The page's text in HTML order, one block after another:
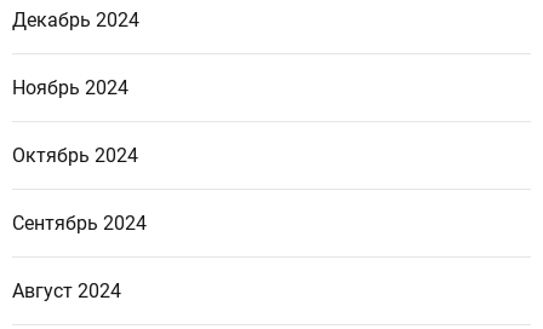
Декабрь 2024
Ноябрь 2024
Октябрь 2024
Сентябрь 2024
Август 2024